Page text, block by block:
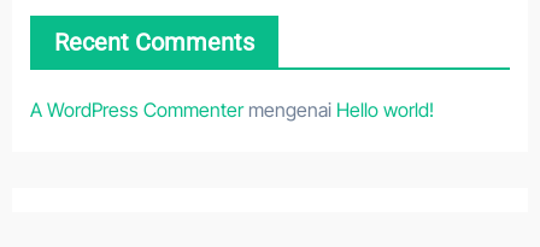
Recent Comments
A WordPress Commentermengenai Hello world!